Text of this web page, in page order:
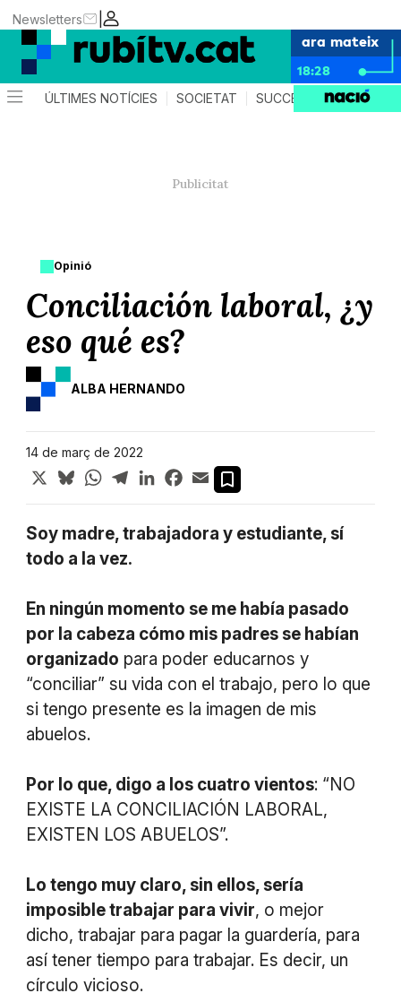
|
Newsletters
ara mateix
18:28
ÚLTIMES NOTÍCIES SOCIETAT SUCCESSOS
Opinió
Conciliación laboral, ¿y
eso qué es?
ALBA HERNANDO
14 de març de 2022
X BlueskyWhatsApp
TelegramLinkedInFacebook
Email
Soy madre, trabajadora y estudiante, sí
todo a la vez.
En ningún momento se me había pasado
por la cabeza cómo mis padres se habían
organizado para poder educarnos y
“conciliar” su vida con el trabajo, pero lo que
si tengo presente es la imagen de mis
abuelos.
Por lo que, digo a los cuatro vientos: “NO
EXISTE LA CONCILIACIÓN LABORAL,
EXISTEN LOS ABUELOS”.
Lo tengo muy claro, sin ellos, sería
imposible trabajar para vivir, o mejor
dicho, trabajar para pagar la guardería, para
así tener tiempo para trabajar. Es decir, un
círculo vicioso.